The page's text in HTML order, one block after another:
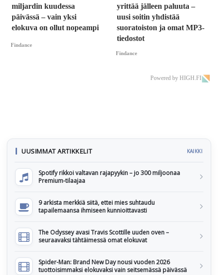
miljardin kuudessa
päivässä – vain yksi
elokuva on ollut nopeampi
Findance
yrittää jälleen paluuta –
uusi soitin yhdistää
suoratoiston ja omat MP3-
tiedostot
Findance
Powered by HIGH.FI
UUSIMMAT ARTIKKELIT KAIKKI
Spotify rikkoi valtavan rajapyykin – jo 300 miljoonaa
Premium-tilaajaa
9 arkista merkkiä siitä, ettei mies suhtaudu
tapailemaansa ihmiseen kunnioittavasti
The Odyssey avasi Travis Scottille uuden oven –
seuraavaksi tähtäimessä omat elokuvat
Spider-Man: Brand New Day nousi vuoden 2026
tuottoisimmaksi elokuvaksi vain seitsemässä päivässä